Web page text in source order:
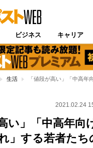
ビジネス キャリア
生活 「値段が高い」「中高
2021.02.24
高い」「中高年
」する若者たち